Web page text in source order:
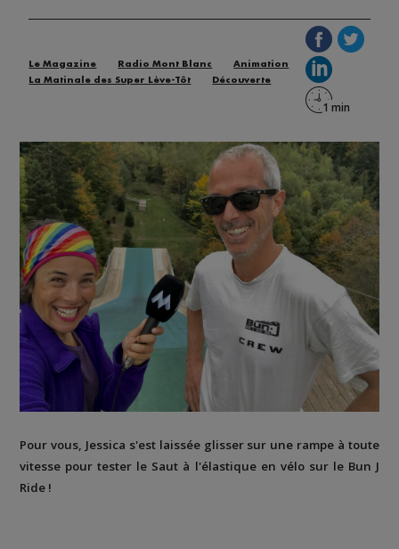
Le Magazine Radio Mont Blanc
Animation
La Matinale des Super Lève-Tôt
Découverte
Pour vous, Jessica s'est laissée glisser sur une rampe à toute
vitesse pour tester le Saut à l'élastique en vélo sur le Bun J
Ride !